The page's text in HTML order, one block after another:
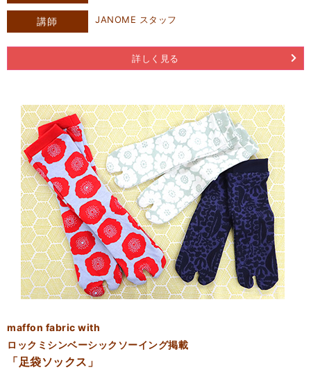
講師 JANOME スタッフ
詳しく見る
maffon fabric with
ロックミシンベーシックソーイング掲載
「足袋ソックス」